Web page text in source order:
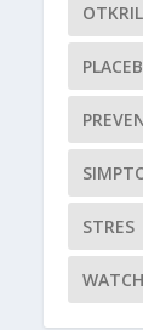
STRES
WATCH